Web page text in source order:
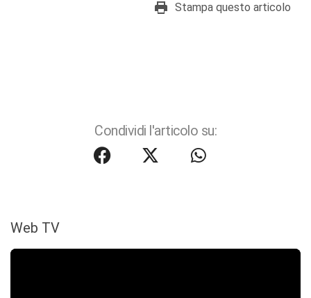
Stampa questo articolo
Condividi l'articolo su:
Web TV